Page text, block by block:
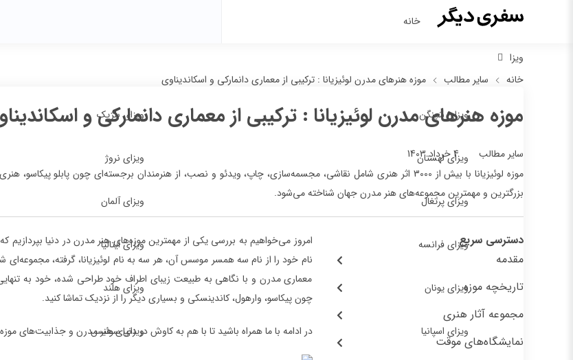
خانه
ویزا
ویزای شینگن ویزای بلژیک
ویزای لهستان ویزای نروژ
ویزای پرتغال ویزای آلمان
ویزای فرانسه ویزای ایتالیا
ویزای یونان ویزای هلند
ویزای اسپانیا ویزای سوئیس
خانه سایر مطالب موزه هنرهای مدرن لوئیزیانا : ترکیبی از معماری دانمارکی و اسکاندیناوی
موزه هنرهای مدرن لوئیزیانا : ترکیبی از معماری دانمارکی و
سایر مطالب 4 خرداد 1403
موزه لوئیزیانا با بیش از 3000 اثر هنری شامل نقاشی، مجسمه‌سازی، چاپ، ویدئو و نصب، از هنرمندان برجسته‌ای چون پابلو
بزرگترین و مهمترین مجموعه‌های هنر مدرن جهان شناخته می‌شود.
دسترسی سریع
مقدمه
تاریخچه موزه
مجموعه آثار هنری
نمایشگاه‌های موقت
امروز می‌خواهیم به بررسی یکی از مهمترین موزه‌های هنر مدرن در دنیا بپردازیم
نام خود را از نام سه همسر موسس آن، هر سه به نام لوئیزیانا، گرفته،
معماری مدرن و با نگاهی به طبیعت زیبای اطراف خود طراحی شده، خود به
چون پیکاسو، وارهول، کاندینسکی و بسیاری دیگر را از نزدیک تماشا کنید.
در ادامه با ما همراه باشید تا با هم به کاوش در دنیای هنر مدرن و جذابیت‌های موزه